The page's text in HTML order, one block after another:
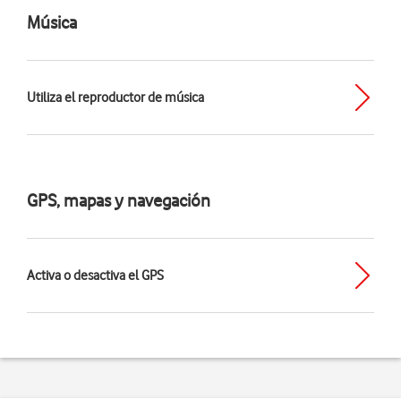
Música
Utiliza el reproductor de música
GPS, mapas y navegación
Activa o desactiva el GPS